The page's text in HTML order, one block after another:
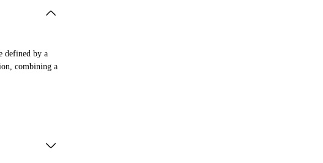
defined by a
combining a